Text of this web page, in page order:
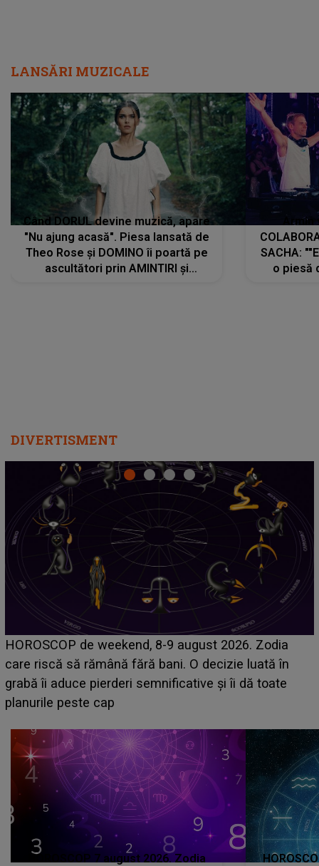
LANSĂRI MUZICALE
Când DORUL devine muzică, apare
"Nu ajung acasă". Piesa lansată de
Theo Rose și DOMINO îi poartă pe
ascultători prin AMINTIRI și
SACHA:
o piesă
DIVERTISMENT
Emanuel a ținut ACEST DETALIU ASCUNS până
acum! În fața Alexandrei, concurentul din Casa Iubirii
face o MĂRTURISIRE NEAȘTEPTATĂ despre mama
sa: "I-am spus și ei în față, eu nu te iubesc pentru
HOROSCOP 7 august 2026. Zodia